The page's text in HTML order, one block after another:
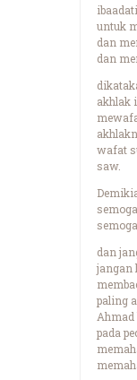
untuk
dan
dan
akhlak
wafat
saw.
dan
jangan
paling
Ahmad
pada